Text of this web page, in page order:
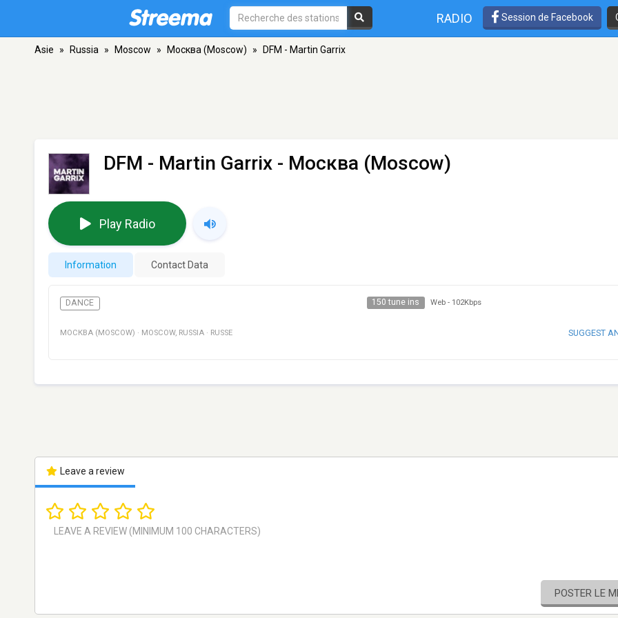
RADIO Session de Facebook
Asie » Russia » Moscow » Москва (Moscow) » DFM - Martin Garrix
DFM - Martin Garrix - Москва (Moscow)
Play Radio
Information Contact Data
DANCE 150 tune ins Web - 102Kbps
МОСКВА (MOSCOW) · MOSCOW, RUSSIA · RUSSE SUGGEST
Leave a review
POSTER LE